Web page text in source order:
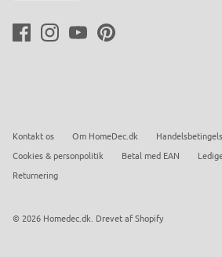
Kontakt os Om HomeDec.dk
Cookies & personpolitik
Betal med EAN
Returnering
© 2026 Homedec.dk Drevet af Shopify